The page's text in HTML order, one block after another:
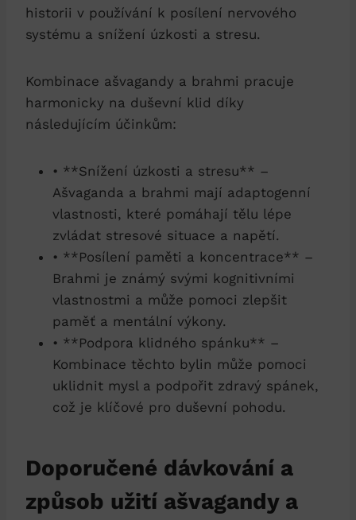
historii v používání k posílení nervového
systému a snížení úzkosti a stresu.
Kombinace ašvagandy a brahmi pracuje
harmonicky na duševní klid díky
následujícím účinkům:
• **Snížení úzkosti a stresu** –
Ašvaganda a brahmi mají adaptogenní
vlastnosti, které pomáhají tělu lépe
zvládat stresové situace a napětí.
• **Posílení paměti a koncentrace** –
Brahmi je známý svými kognitivními
vlastnostmi a může pomoci zlepšit
paměť a mentální výkony.
• **Podpora klidného spánku** –
Kombinace těchto bylin může pomoci
uklidnit mysl a podpořit zdravý spánek,
což je klíčové pro duševní pohodu.
Doporučené dávkování a
způsob užití ašvagandy a